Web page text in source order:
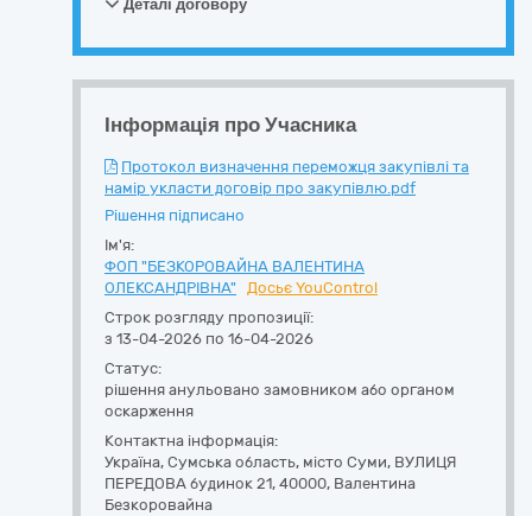
Деталі договору
Інформація про Учасника
Протокол визначення переможця закупівлі та
намір укласти договір про закупівлю.pdf
Рішення підписано
Ім'я:
ФОП "БЕЗКОРОВАЙНА ВАЛЕНТИНА
ОЛЕКСАНДРІВНА"
Досьє YouControl
Строк розгляду пропозиції:
з 13-04-2026 по 16-04-2026
Статус:
рішення анульовано замовником або органом
оскарження
Контактна інформація:
Україна, Сумська область, місто Суми, ВУЛИЦЯ
ПЕРЕДОВА будинок 21, 40000, Валентина
Безкоровайна